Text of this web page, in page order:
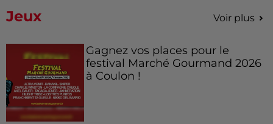
Jeux Voir plus
Gagnez vos places pour le
festival Marché Gourmand 2026
à Coulon !